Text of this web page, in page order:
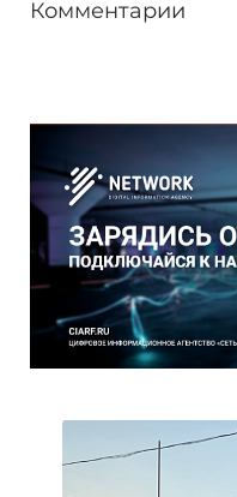
Комментарии